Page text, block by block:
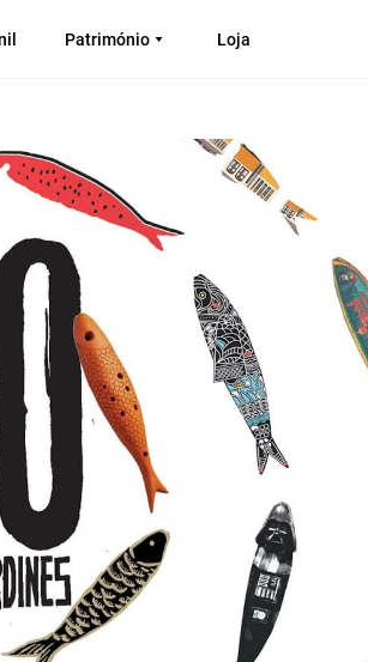
Património Loja